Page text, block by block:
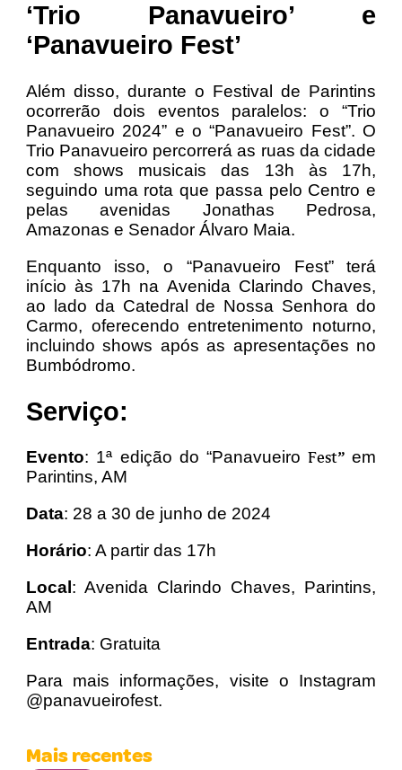
‘Trio Panavueiro’ e
‘Panavueiro Fest’
Além disso, durante o Festival de Parintins
ocorrerão dois eventos paralelos: o “Trio
Panavueiro 2024” e o “Panavueiro Fest”. O
Trio Panavueiro percorrerá as ruas da cidade
com shows musicais das 13h às 17h,
seguindo uma rota que passa pelo Centro e
pelas avenidas Jonathas Pedrosa,
Amazonas e Senador Álvaro Maia.
Enquanto isso, o “Panavueiro Fest” terá
início às 17h na Avenida Clarindo Chaves,
ao lado da Catedral de Nossa Senhora do
Carmo, oferecendo entretenimento noturno,
incluindo shows após as apresentações no
Bumbódromo.
Serviço:
Evento: 1ª edição do “Panavueiro Fest”em
Parintins, AM
Data: 28 a 30 de junho de 2024
Horário: A partir das 17h
Local : Avenida Clarindo Chaves, Parintins,
AM
Entrada: Gratuita
Para mais informações, visite o Instagram
@panavueirofest.
Mais recentes